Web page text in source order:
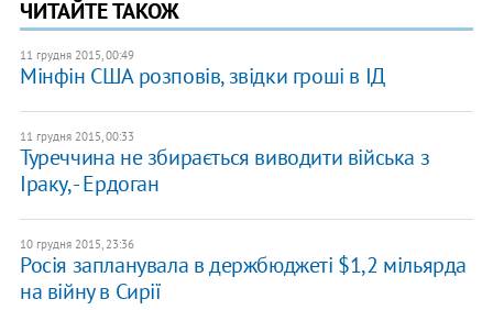
ЧИТАЙТЕ ТАКОЖ
11 грудня 2015, 00:49
Мінфін США розповів, звідки гроші в ІД
11 грудня 2015, 00:33
Туреччина не збирається виводити війська з
Іраку, - Ердоган
10 грудня 2015, 23:36
Росія запланувала в держбюджеті $1,2 мільярда
на війну в Сирії